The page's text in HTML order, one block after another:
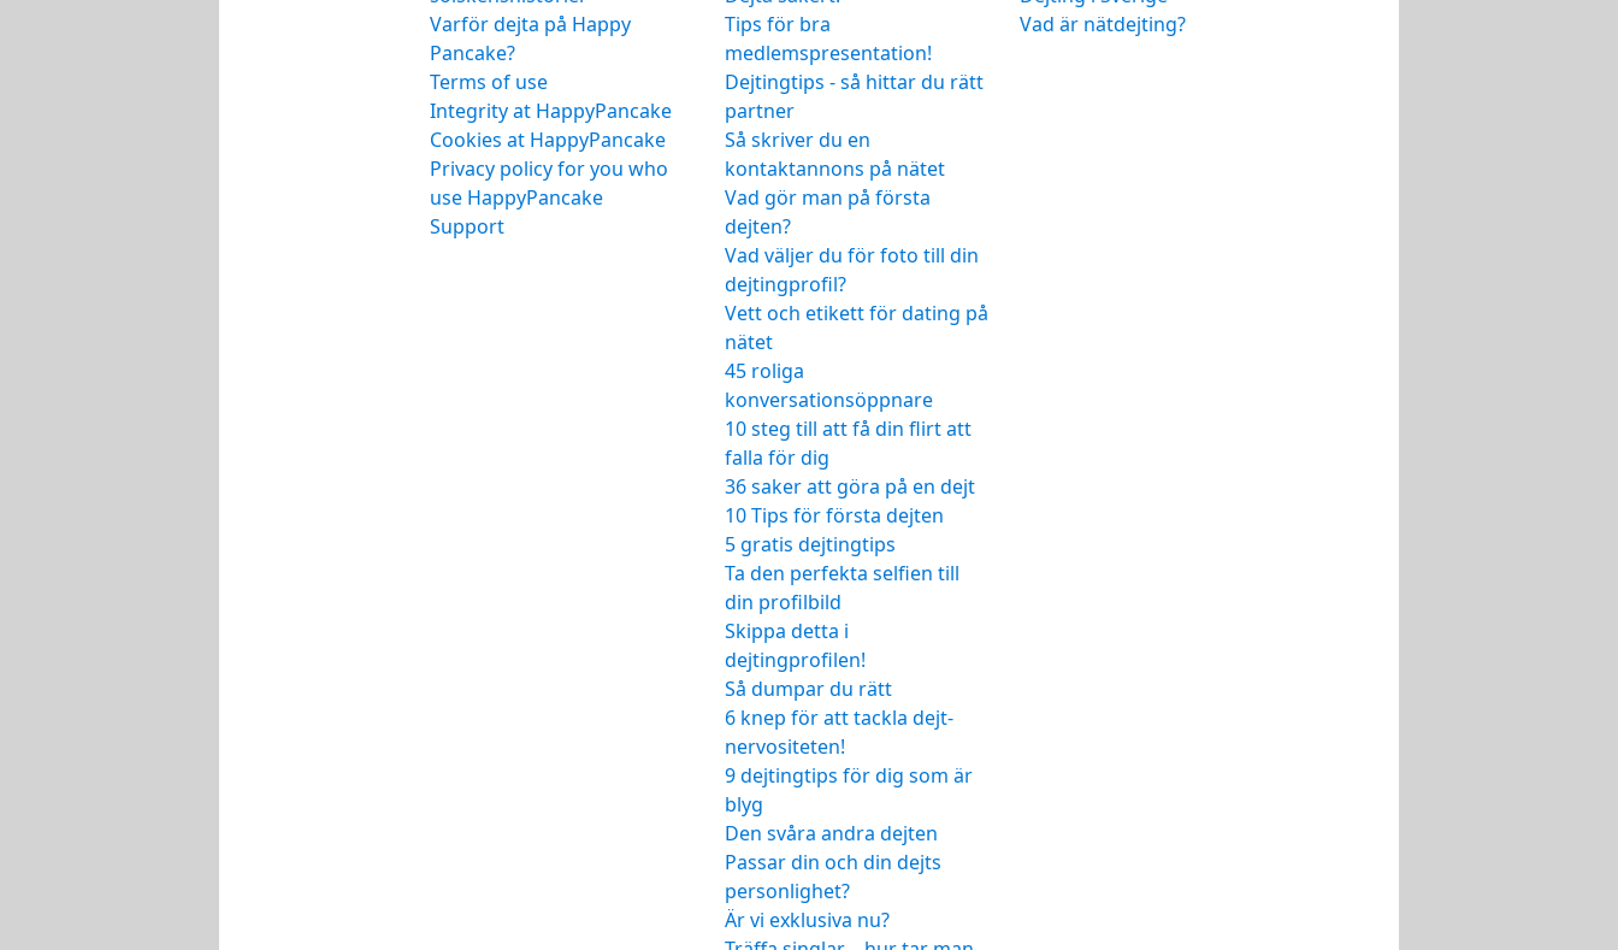
Varför dejta på Happy
Pancake?
Terms of use
Integrity at HappyPancake
Cookies at HappyPancake
Privacy policy for you who
use HappyPancake
Support
Tips för bra
medlemspresentation!
Dejtingtips - så hittar du rätt
partner
Så skriver du en
kontaktannons på nätet
Vad gör man på första
dejten?
Vad väljer du för foto till din
dejtingprofil?
Vett och etikett för dating på
nätet
45 roliga
konversationsöppnare
10 steg till att få din flirt att
falla för dig
36 saker att göra på en dejt
10 Tips för första dejten
5 gratis dejtingtips
Ta den perfekta selfien till
din profilbild
Skippa detta i
dejtingprofilen!
Så dumpar du rätt
6 knep för att tackla dejt-
nervositeten!
9 dejtingtips för dig som är
blyg
Den svåra andra dejten
Passar din och din dejts
personlighet?
Är vi exklusiva nu?
Vad är nätdejting?